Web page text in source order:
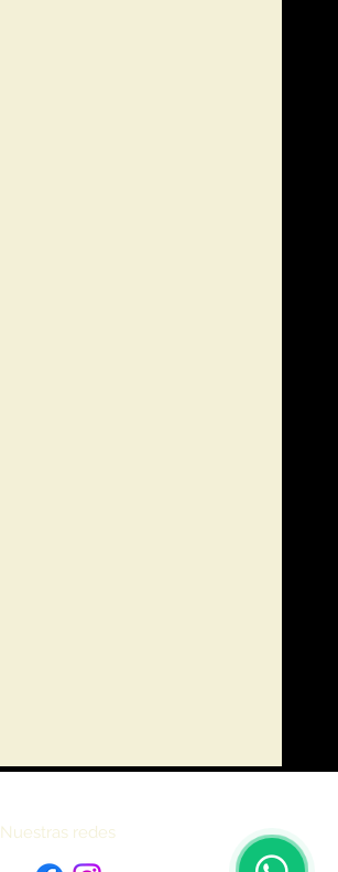
Nuestras redes